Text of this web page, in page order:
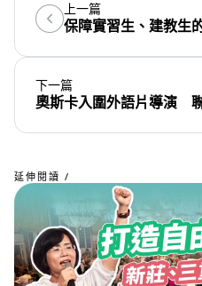
上一篇
保障實習生、建教生
下一篇
奧斯卡入圍外語片導演
延伸閱讀 /